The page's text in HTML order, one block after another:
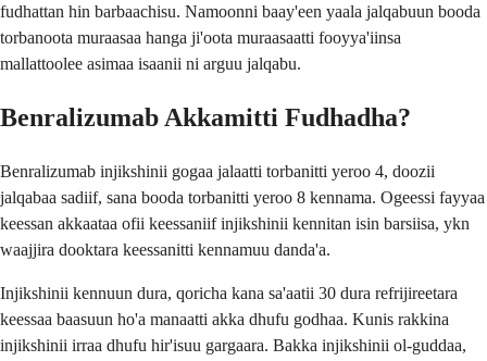
fudhattan hin barbaachisu. Namoonni baay'een yaala jalqabuun booda
torbanoota muraasaa hanga ji'oota muraasaatti fooyya'iinsa
mallattoolee asimaa isaanii ni arguu jalqabu.
Benralizumab Akkamitti Fudhadha?
Benralizumab injikshinii gogaa jalaatti torbanitti yeroo 4, doozii
jalqabaa sadiif, sana booda torbanitti yeroo 8 kennama. Ogeessi fayyaa
keessan akkaataa ofii keessaniif injikshinii kennitan isin barsiisa, ykn
waajjira dooktara keessanitti kennamuu danda'a.
Injikshinii kennuun dura, qoricha kana sa'aatii 30 dura refrijireetara
keessaa baasuun ho'a manaatti akka dhufu godhaa. Kunis rakkina
injikshinii irraa dhufu hir'isuu gargaara. Bakka injikshinii ol-guddaa,